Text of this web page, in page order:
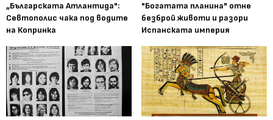
„Българската Атлантида":
Севтополис чака под водите
на Копринка
"Богатата планина" отне
безброй животи и разори
Испанската империя